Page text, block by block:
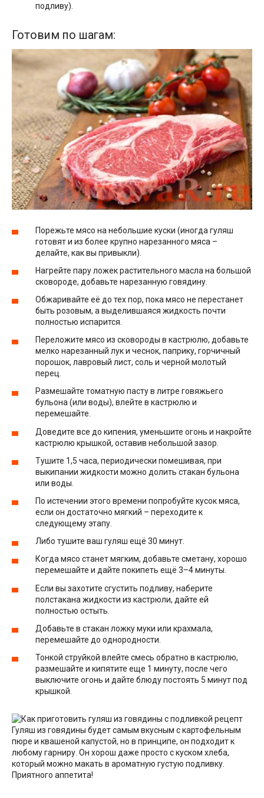
подливу).
Готовим по шагам:
Порежьте мясо на небольшие куски (иногда гуляш
готовят и из более крупно нарезанного мяса –
делайте, как вы привыкли).
Нагрейте пару ложек растительного масла на большой
сковороде, добавьте нарезанную говядину.
Обжаривайте её до тех пор, пока мясо не перестанет
быть розовым, а выделившаяся жидкость почти
полностью испарится.
Переложите мясо из сковороды в кастрюлю, добавьте
мелко нарезанный лук и чеснок, паприку, горчичный
порошок, лавровый лист, соль и черной молотый
перец.
Размешайте томатную пасту в литре говяжьего
бульона (или воды), влейте в кастрюлю и
перемешайте.
Доведите все до кипения, уменьшите огонь и накройте
кастрюлю крышкой, оставив небольшой зазор.
Тушите 1,5 часа, периодически помешивая, при
выкипании жидкости можно долить стакан бульона
или воды.
По истечении этого времени попробуйте кусок мяса,
если он достаточно мягкий – переходите к
следующему этапу.
Либо тушите ваш гуляш ещё 30 минут.
Когда мясо станет мягким, добавьте сметану, хорошо
перемешайте и дайте покипеть ещё 3–4 минуты.
Если вы захотите сгустить подливу, наберите
полстакана жидкости из кастрюли, дайте ей
полностью остыть.
Добавьте в стакан ложку муки или крахмала,
перемешайте до однородности.
Тонкой струйкой влейте смесь обратно в кастрюлю,
размешайте и кипятите еще 1 минуту, после чего
выключите огонь и дайте блюду постоять 5 минут под
крышкой.
Гуляш из говядины будет самым вкусным с картофельным
пюре и квашеной капустой, но в принципе, он подходит к
любому гарниру. Он хорош даже просто с куском хлеба,
который можно макать в ароматную густую подливку.
Приятного аппетита!